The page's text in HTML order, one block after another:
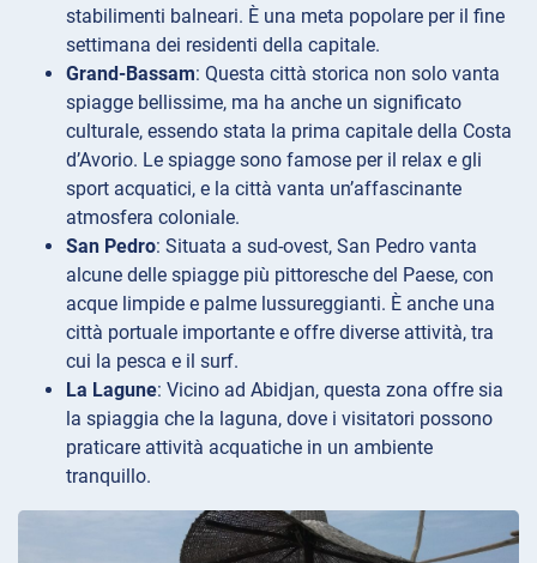
stabilimenti balneari. È una meta popolare per il fine
settimana dei residenti della capitale.
Grand-Bassam: Questa città storica non solo vanta
spiagge bellissime, ma ha anche un significato
culturale, essendo stata la prima capitale della Costa
d’Avorio. Le spiagge sono famose per il relax e gli
sport acquatici, e la città vanta un’affascinante
atmosfera coloniale.
San Pedro: Situata a sud-ovest, San Pedro vanta
alcune delle spiagge più pittoresche del Paese, con
acque limpide e palme lussureggianti. È anche una
città portuale importante e offre diverse attività, tra
cui la pesca e il surf.
La Lagune: Vicino ad Abidjan, questa zona offre sia
la spiaggia che la laguna, dove i visitatori possono
praticare attività acquatiche in un ambiente
tranquillo.